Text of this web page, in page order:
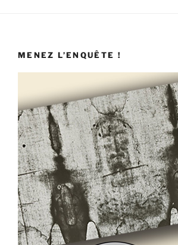
MENEZ L’ENQUÊTE !